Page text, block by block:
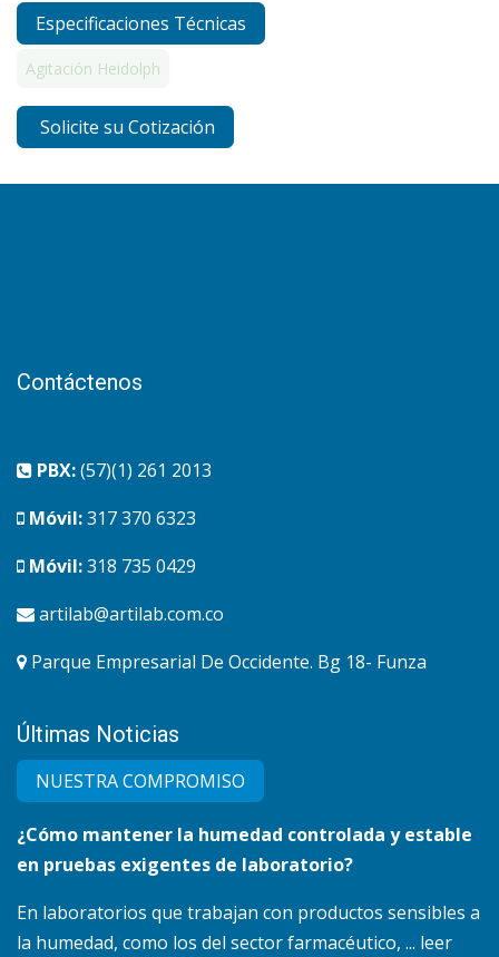
Especificaciones Técnicas
Agitación Heidolph
Solicite su Cotización
Contáctenos
PBX:(57)(1) 261 2013
Móvil:317 370 6323
Móvil:318 735 0429
artilab@artilab.com.co
Parque Empresarial De Occidente. Bg 18- Funza
Últimas Noticias
NUESTRA COMPRO​MISO
¿Cómo mantener la humedad controlada y estable
en pruebas exigentes de laboratorio?
En laboratorios que trabajan con productos sensibles a
la humedad, como los del sector farmacéutico, ... leer